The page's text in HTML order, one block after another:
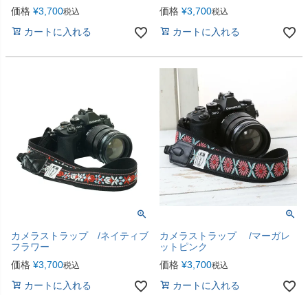
価格 ¥3,700税込
カートに入れる
価格 ¥3,700税込
カートに入れる
カメラストラップ /ネイティブ
フラワー
価格 ¥3,700税込
カートに入れる
カメラストラップ /マーガレ
ットピンク
価格 ¥3,700税込
カートに入れる